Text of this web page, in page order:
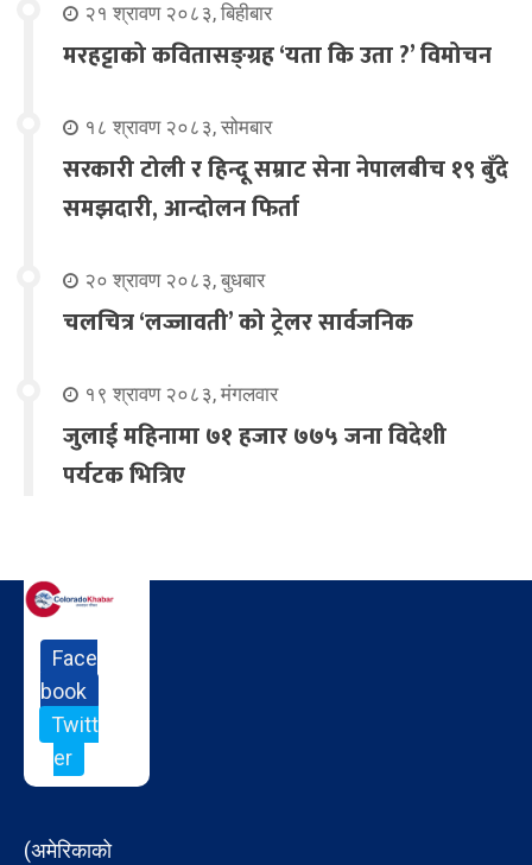
२१ श्रावण २०८३, बिहीबार
मरहट्टाको कवितासङ्ग्रह ‘यता कि उता ?’ विमोचन
१८ श्रावण २०८३, सोमबार
सरकारी टोली र हिन्दू सम्राट सेना नेपालबीच १९ बुँदे
समझदारी, आन्दोलन फिर्ता
२० श्रावण २०८३, बुधबार
चलचित्र ‘लज्जावती’ को ट्रेलर सार्वजनिक
१९ श्रावण २०८३, मंगलवार
जुलाई महिनामा ७१ हजार ७७५ जना विदेशी
पर्यटक भित्रिए
Face
book
Twitt
er
(अमेरिकाको